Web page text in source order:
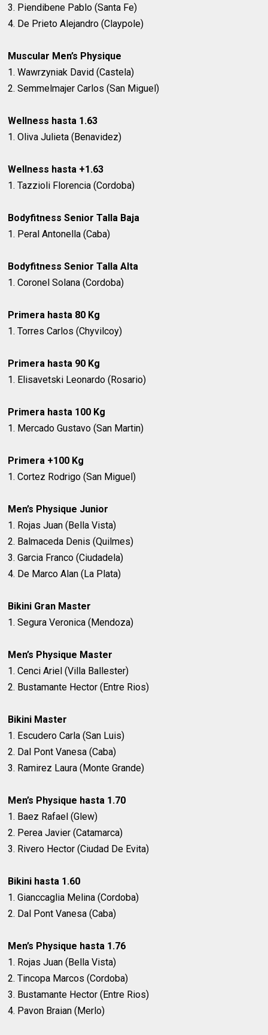
3. Piendibene Pablo (Santa Fe)
4. De Prieto Alejandro (Claypole)
Muscular Men’s Physique
1. Wawrzyniak David (Castela)
2. Semmelmajer Carlos (San Miguel)
Wellness hasta 1.63
1. Oliva Julieta (Benavidez)
Wellness hasta +1.63
1. Tazzioli Florencia (Cordoba)
Bodyfitness Senior Talla Baja
1. Peral Antonella (Caba)
Bodyfitness Senior Talla Alta
1. Coronel Solana (Cordoba)
Primera hasta 80 Kg
1. Torres Carlos (Chyvilcoy)
Primera hasta 90 Kg
1. Elisavetski Leonardo (Rosario)
Primera hasta 100 Kg
1. Mercado Gustavo (San Martin)
Primera +100 Kg
1. Cortez Rodrigo (San Miguel)
Men’s Physique Junior
1. Rojas Juan (Bella Vista)
2. Balmaceda Denis (Quilmes)
3. Garcia Franco (Ciudadela)
4. De Marco Alan (La Plata)
Bikini Gran Master
1. Segura Veronica (Mendoza)
Men’s Physique Master
1. Cenci Ariel (Villa Ballester)
2. Bustamante Hector (Entre Rios)
Bikini Master
1. Escudero Carla (San Luis)
2. Dal Pont Vanesa (Caba)
3. Ramirez Laura (Monte Grande)
Men’s Physique hasta 1.70
1. Baez Rafael (Glew)
2. Perea Javier (Catamarca)
3. Rivero Hector (Ciudad De Evita)
Bikini hasta 1.60
1. Gianccaglia Melina (Cordoba)
2. Dal Pont Vanesa (Caba)
Men’s Physique hasta 1.76
1. Rojas Juan (Bella Vista)
2. Tincopa Marcos (Cordoba)
3. Bustamante Hector (Entre Rios)
4. Pavon Braian (Merlo)